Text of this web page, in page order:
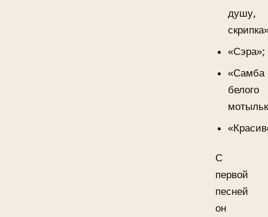
душу,
«Сэра»;
«Самба
белого
С
первой
песней
он